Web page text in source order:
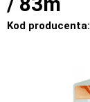
Kod producenta: